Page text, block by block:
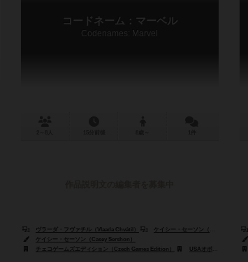
アンドリュー・ウルフ（Andrew Wolf）
コードネーム：マーベル
Codenames: Marvel
ヴラーダ・フヴァチル（Vlaada Chvátil）
ケイシー・セーソン（Casey Sershon）
ケイシー・セーソン（Casey Sershon）
チェコゲームズエディション（Czech Games Edition）
USAオポリー（USAopoly）